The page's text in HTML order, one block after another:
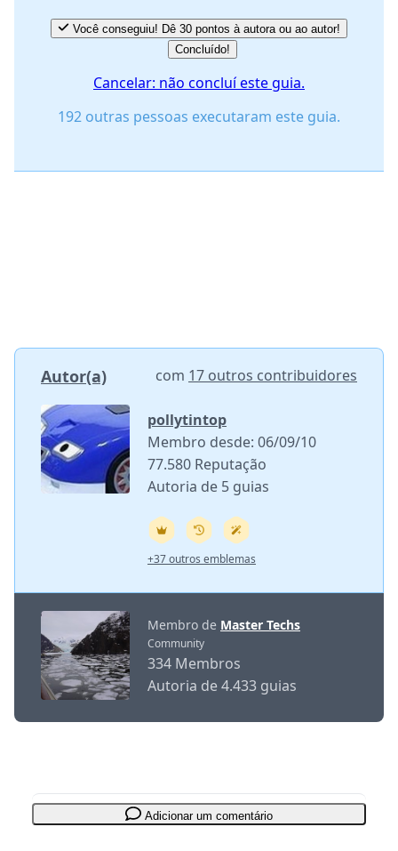
Você conseguiu! Dê 30 pontos à autora ou ao autor!
Concluído!
Cancelar: não concluí este guia.
192 outras pessoas executaram este guia.
Autor(a) com 17 outros contribuidores
pollytintop
Membro desde: 06/09/10
77.580 Reputação
Autoria de 5 guias
+37 outros emblemas
Membro de Master Techs
Community
334 Membros
Autoria de 4.433 guias
Adicionar um comentário